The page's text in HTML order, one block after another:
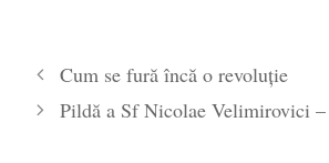
Cum se fură încă o revoluție
Pildă a Sf Nicolae Velimirovici –